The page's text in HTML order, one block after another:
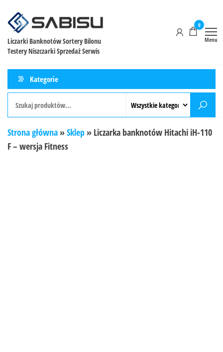
Liczarki Banknotów Sortery Bilonu
Testery Niszczarki Sprzedaż Serwis
0
Menu
Kategorie
Strona główna »Sklep » Liczarka banknotów Hitachi iH-110
F – wersja Fitness